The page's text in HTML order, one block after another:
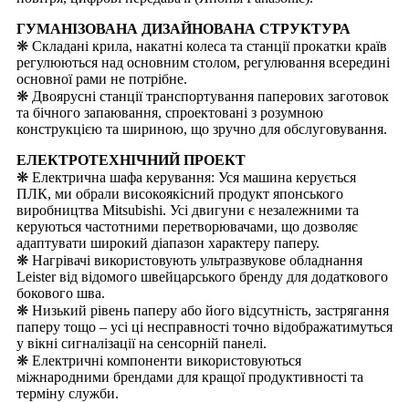
ГУМАНІЗОВАНА ДИЗАЙНОВАНА СТРУКТУРА
❋ Складані крила, накатні колеса та станції прокатки країв
регулюються над основним столом, регулювання всередині
основної рами не потрібне.
❋ Двоярусні станції транспортування паперових заготовок
та бічного запаювання, спроектовані з розумною
конструкцією та шириною, що зручно для обслуговування.
ЕЛЕКТРОТЕХНІЧНИЙ ПРОЕКТ
❋ Електрична шафа керування: Уся машина керується
ПЛК, ми обрали високоякісний продукт японського
виробництва Mitsubishi. Усі двигуни є незалежними та
керуються частотними перетворювачами, що дозволяє
адаптувати широкий діапазон характеру паперу.
❋ Нагрівачі використовують ультразвукове обладнання
Leister від відомого швейцарського бренду для додаткового
бокового шва.
❋ Низький рівень паперу або його відсутність, застрягання
паперу тощо – усі ці несправності точно відображатимуться
у вікні сигналізації на сенсорній панелі.
❋ Електричні компоненти використовуються
міжнародними брендами для кращої продуктивності та
терміну служби.